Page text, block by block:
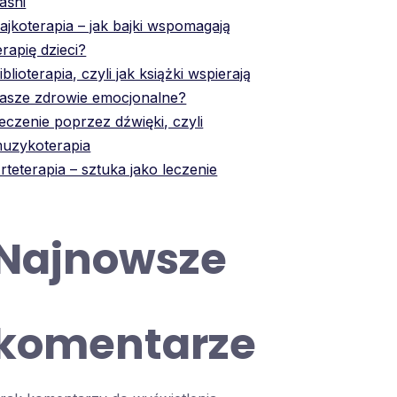
– jak bajki wspomagają
dzieci?
czyli jak książki wspierają
zdrowie emocjonalne?
poprzez dźwięki, czyli
– sztuka jako leczenie